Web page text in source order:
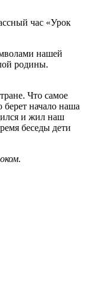
час «Урок
нашей
родины.
Что самое
берет начало наша
и жил наш
беседы дети